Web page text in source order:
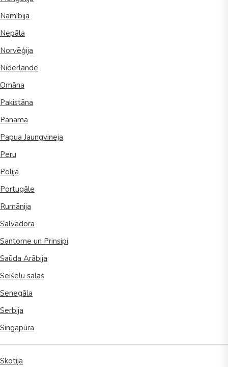
Namībija
Nepāla
Norvēģija
Nīderlande
Omāna
Pakistāna
Panama
Papua Jaungvineja
Peru
Polija
Portugāle
Rumānija
Salvadora
Santome un Prinsipi
Saūda Arābija
Seišelu salas
Senegāla
Serbija
Singapūra
Skotija